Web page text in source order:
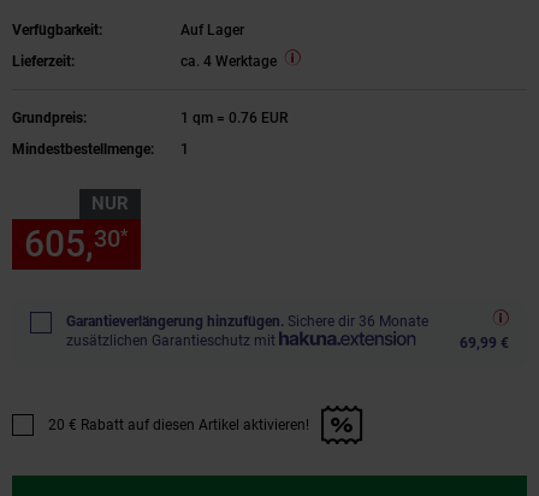
Verfügbarkeit:
Auf Lager
Lieferzeit:
ca. 4 Werktage
Grundpreis:
1 qm = 0.76 EUR
Mindestbestellmenge:
1
NUR
605,30*
Garantieverlängerung hinzufügen. Sichere dir 36 Monate
zusätzlichen Garantieschutz mit
69,99 €
Promotion "20 € Rabatt auf diesen Artikel aktivieren!" anwenden
20 € Rabatt auf diesen Artikel aktivieren!